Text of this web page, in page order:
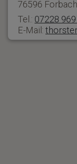
76596 Forbach
Tel.: 07228
E-Mail: